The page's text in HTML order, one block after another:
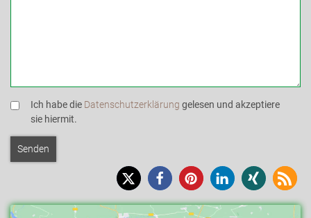
Ich habe die Datenschutzerklärung gelesen und akzeptiere
sie hiermit.